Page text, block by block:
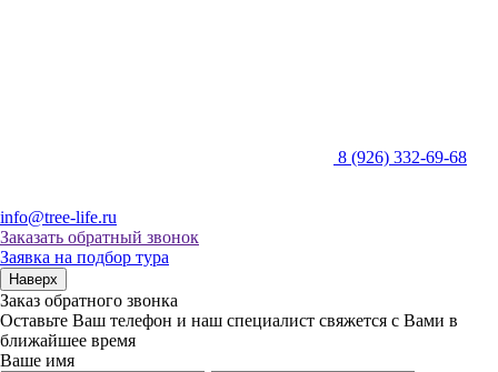
8 (926) 332-69-68
info@tree-life.ru
Заказать обратный звонок
Заявка на подбор тура
Наверх
Заказ обратного звонка
Оставьте Ваш телефон и наш специалист свяжется с Вами в
ближайшее время
Ваше имя